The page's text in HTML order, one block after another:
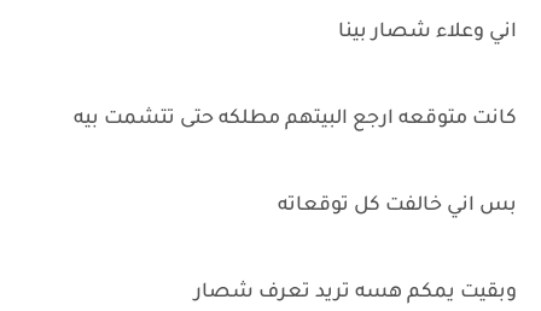
اني وعلاء شصار بينا
كانت متوقعه ارجع البيتهم مطلكه حتى تتشمت بيه
بس اني خالفت كل توقعاته
وبقيت يمكم هسه تريد تعرف شصار